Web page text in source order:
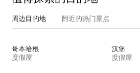
周边目的地 附近的热门景点
哥本哈根
度假屋
汉堡
度假屋